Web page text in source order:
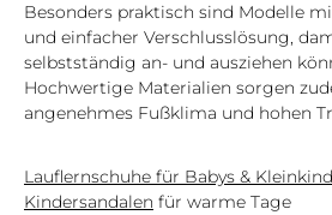
Besonders praktisch sind Modelle
und einfacher Verschlusslösung,
selbstständig an- und ausziehen
Hochwertige Materialien sorgen
angenehmes Fußklima und hohen
Lauflernschuhe für Babys &
Kindersandalen für warme Tage